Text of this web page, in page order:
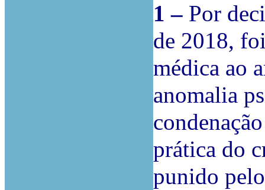
1 – Por
de 2018,
médica ao
anomalia
prática do
punido